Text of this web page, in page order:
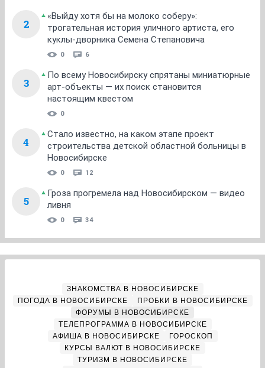
2
«Выйду хотя бы на молоко соберу»:
трогательная история уличного артиста, его
куклы-дворника Семена Степановича
0 6
3
По всему Новосибирску спрятаны миниатюрные
арт-объекты — их поиск становится
настоящим квестом
0
4
Стало известно, на каком этапе проект
строительства детской областной больницы в
Новосибирске
0 12
5
Гроза прогремела над Новосибирском — видео
ливня
0 34
ЗНАКОМСТВА В НОВОСИБИРСКЕ
ПОГОДА В НОВОСИБИРСКЕ
ПРОБКИ В НОВОСИБИРСКЕ
ФОРУМЫ В НОВОСИБИРСКЕ
ТЕЛЕПРОГРАММА В НОВОСИБИРСКЕ
АФИША В НОВОСИБИРСКЕ
ГОРОСКОП
КУРСЫ ВАЛЮТ В НОВОСИБИРСКЕ
ТУРИЗМ В НОВОСИБИРСКЕ